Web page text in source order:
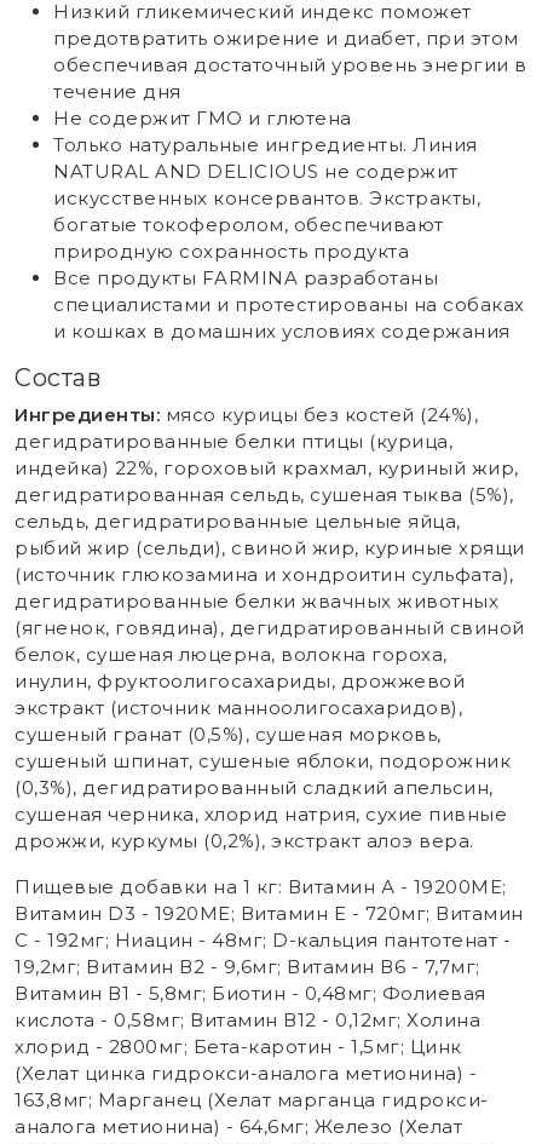
Низкий гликемический индекс поможет
предотвратить ожирение и диабет, при этом
обеспечивая достаточный уровень энергии в
течение дня
Не содержит ГМО и глютена
Только натуральные ингредиенты. Линия
NATURAL AND DELICIOUS не содержит
искусственных консервантов. Экстракты,
богатые токоферолом, обеспечивают
природную сохранность продукта
Все продукты FARMINA разработаны
специалистами и протестированы на собаках
и кошках в домашних условиях содержания
Состав
Ингредиенты: мясо курицы без костей (24%),
дегидратированные белки птицы (курица,
индейка) 22%, гороховый крахмал, куриный жир,
дегидратированная сельдь, сушеная тыква (5%),
сельдь, дегидратированные цельные яйца,
рыбий жир (сельди), свиной жир, куриные хрящи
(источник глюкозамина и хондроитин сульфата),
дегидратированные белки жвачных животных
(ягненок, говядина), дегидратированный свиной
белок, сушеная люцерна, волокна гороха,
инулин, фруктоолигосахариды, дрожжевой
экстракт (источник маннoолигосахаридов),
сушеный гранат (0,5%), сушеная морковь,
сушеный шпинат, сушеные яблоки, подорожник
(0,3%), дегидратированный сладкий апельсин,
сушеная черника, хлорид натрия, сухие пивные
дрожжи, куркумы (0,2%), экстракт алоэ вера.
Пищевые добавки на 1 кг: Витамин А - 19200МЕ;
Витамин D3 - 1920МЕ; Витамин Е - 720мг; Витамин
С - 192мг; Ниацин - 48мг; D-кальция пантотенат -
19,2мг; Витамин В2 - 9,6мг; Витамин В6 - 7,7мг;
Витамин В1 - 5,8мг; Биотин - 0,48мг; Фолиевая
кислота - 0,58мг; Витамин В12 - 0,12мг; Холина
хлорид - 2800мг; Бета-каротин - 1,5мг; Цинк
(Хелат цинка гидрокси-аналога метионина) -
163,8мг; Марганец (Хелат марганца гидрокси-
аналога метионина) - 64,6мг; Железо (Хелат